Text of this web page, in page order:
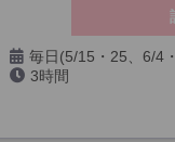
毎日(5/15・25、6/4
10/12、11/2、12/6・7
3時間